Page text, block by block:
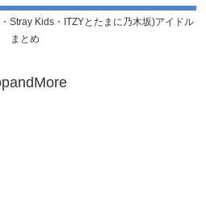
Stray Kids・ITZYとたまに乃木坂)アイドル
まとめ